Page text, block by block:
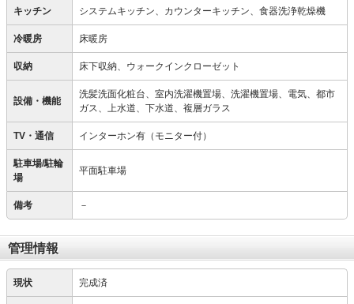
キッチン システムキッチン、カウンターキッチン、食器洗浄乾燥機
冷暖房 床暖房
収納 床下収納、ウォークインクローゼット
設備・機能
洗髪洗面化粧台、室内洗濯機置場、洗濯機置場、電気、都市
ガス、上水道、下水道、複層ガラス
TV・通信 インターホン有（モニター付）
駐車場/駐輪
場
平面駐車場
備考 －
管理情報
現状 完成済